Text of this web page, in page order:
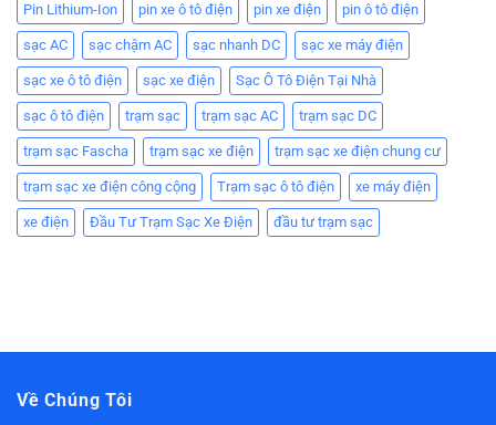
Pin Lithium-Ion pin xe ô tô điện pin xe điện pin ô tô điện
sạc AC sạc chậm AC sạc nhanh DC sạc xe máy điện
sạc xe ô tô điện sạc xe điện Sạc Ô Tô Điện Tại Nhà
sạc ô tô điện trạm sạc trạm sạc AC trạm sạc DC
trạm sạc Fascha trạm sạc xe điện trạm sạc xe điện chung cư
trạm sạc xe điện công cộng Trạm sạc ô tô điện xe máy điện
xe điện Đầu Tư Trạm Sạc Xe Điện đầu tư trạm sạc
Về Chúng Tôi